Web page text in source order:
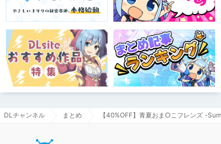
DLチャンネル まとめ 【40%OFF】青夏おま○こフレンズ -